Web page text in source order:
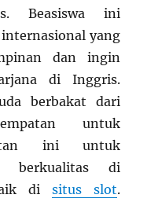
Beasiswa ini
yang
dan ingin
di Inggris.
berbakat dari
untuk
ini untuk
berkualitas di
di situs slot.